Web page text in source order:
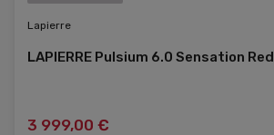
Lapierre
LAPIERRE Pulsium 6.0 Sensation Red
3 999,00 €